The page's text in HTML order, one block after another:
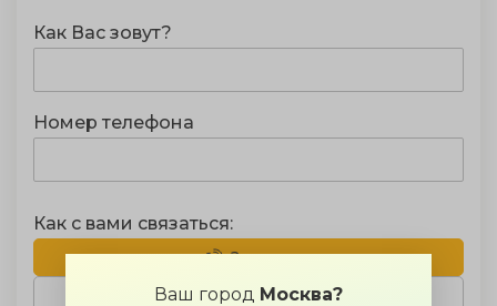
Ваш город Москва?
Как Вас зовут?
Номер телефона
Как с вами связаться:
Звонок
WhatsApp
Telegram